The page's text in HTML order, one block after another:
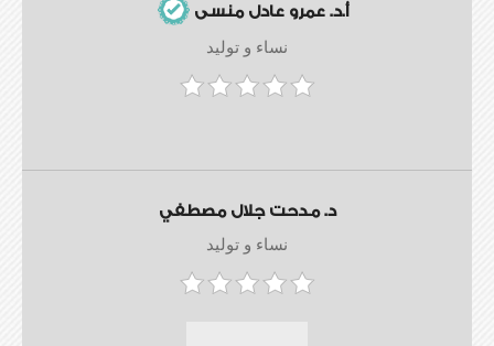
أ.د. عمرو عادل منسى
نساء و توليد
د. مدحت جلال مصطفي
نساء و توليد